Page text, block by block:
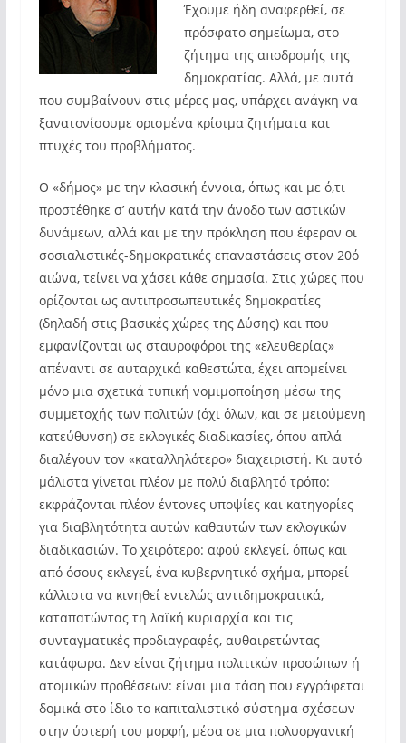
Έχουμε ήδη αναφερθεί, σε
πρόσφατο σημείωμα, στο
ζήτημα της αποδρομής της
δημοκρατίας. Αλλά, με αυτά
που συμβαίνουν στις μέρες μας, υπάρχει ανάγκη να
ξανατονίσουμε ορισμένα κρίσιμα ζητήματα και
πτυχές του προβλήματος.
Ο «δήμος» με την κλασική έννοια, όπως και με ό,τι
προστέθηκε σ’ αυτήν κατά την άνοδο των αστικών
δυνάμεων, αλλά και με την πρόκληση που έφεραν οι
σοσιαλιστικές-δημοκρατικές επαναστάσεις στον 20ό
αιώνα, τείνει να χάσει κάθε σημασία. Στις χώρες που
ορίζονται ως αντιπροσωπευτικές δημοκρατίες
(δηλαδή στις βασικές χώρες της Δύσης) και που
εμφανίζονται ως σταυροφόροι της «ελευθερίας»
απέναντι σε αυταρχικά καθεστώτα, έχει απομείνει
μόνο μια σχετικά τυπική νομιμοποίηση μέσω της
συμμετοχής των πολιτών (όχι όλων, και σε μειούμενη
κατεύθυνση) σε εκλογικές διαδικασίες, όπου απλά
διαλέγουν τον «καταλληλότερο» διαχειριστή. Κι αυτό
μάλιστα γίνεται πλέον με πολύ διαβλητό τρόπο:
εκφράζονται πλέον έντονες υποψίες και κατηγορίες
για διαβλητότητα αυτών καθαυτών των εκλογικών
διαδικασιών. Το χειρότερο: αφού εκλεγεί, όπως και
από όσους εκλεγεί, ένα κυβερνητικό σχήμα, μπορεί
κάλλιστα να κινηθεί εντελώς αντιδημοκρατικά,
καταπατώντας τη λαϊκή κυριαρχία και τις
συνταγματικές προδιαγραφές, αυθαιρετώντας
κατάφωρα. Δεν είναι ζήτημα πολιτικών προσώπων ή
ατομικών προθέσεων: είναι μια τάση που εγγράφεται
δομικά στο ίδιο το καπιταλιστικό σύστημα σχέσεων
στην ύστερή του μορφή, μέσα σε μια πολυοργανική